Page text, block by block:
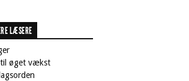
LÆSERE
til øget vækst